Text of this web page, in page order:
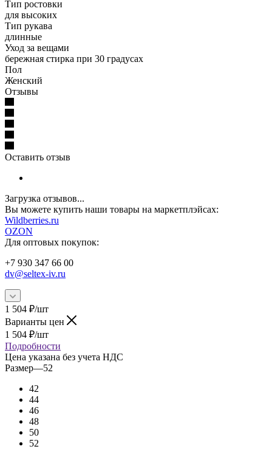
Тип ростовки
для высоких
Тип рукава
длинные
Уход за вещами
бережная стирка при 30 градусах
Пол
Женский
Отзывы
Оставить отзыв
Загрузка отзывов...
Вы можете купить наши товары на маркетплэйсах:
Wildberries.ru
OZON
Для оптовых покупок:
+7 930 347 66 00
dv@seltex-iv.ru
1 504 ₽/шт
Варианты цен
1 504 ₽/шт
Подробности
Цена указана без учета НДС
Размер—52
42
44
46
48
50
52